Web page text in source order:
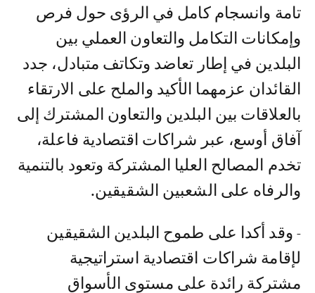
تامة وانسجام كامل في الرؤى حول فرص
وإمكانات التكامل والتعاون العملي بين
البلدين في إطار تعاضد وتكاتف متبادل، جدد
القائدان عزمهما الأكيد والملح على الارتقاء
بالعلاقات بين البلدين والتعاون المشترك إلى
آفاق أوسع، عبر شراكات اقتصادية فاعلة،
تخدم المصالح العليا المشتركة وتعود بالتنمية
والرفاه على الشعبين الشقيقين.
- وقد أكدا على طموح البلدين الشقيقين
لإقامة شراكات اقتصادية استراتيجية
مشتركة رائدة على مستوى الأسواق